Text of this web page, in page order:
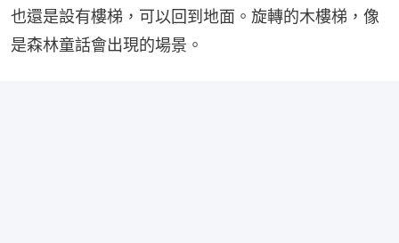
也還是設有樓梯，可以回到地面。旋轉的木樓梯，像
是森林童話會出現的場景。